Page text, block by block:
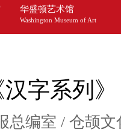
华盛顿艺术馆
Washington Museum of Art
字系列
总编室 / 仓颉文